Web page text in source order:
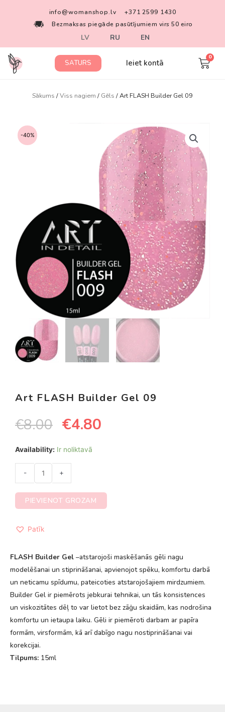
info@womanshop.lv
+371 2599 1430
Bezmaksas piegāde pasūtījumiem virs 50 eiro
LV RU EN
SATURS Ieiet kontā
Sākums /Viss nagiem / Gēls / Art FLASH Builder Gel 09
-40%
Art FLASH Builder Gel 09
€8.00 €4.80
Availability: Ir noliktavā
- +
PIEVIENOT GROZAM
Patīk
FLASH Builder Gel –atstarojoši maskēšanās gēli nagu
modelēšanai un stiprināšanai, apvienojot spēku, komfortu darbā
un neticamu spīdumu, pateicoties atstarojošajiem mirdzumiem.
Builder Gel ir piemērots jebkurai tehnikai, un tās konsistences
un viskozitātes dēļ to var lietot bez zāģu skaidām, kas nodrošina
komfortu un ietaupa laiku. Gēli ir piemēroti darbam ar papīra
formām, virsformām, kā arī dabīgo nagu nostiprināšanai vai
korekcijai.
Tilpums: 15ml